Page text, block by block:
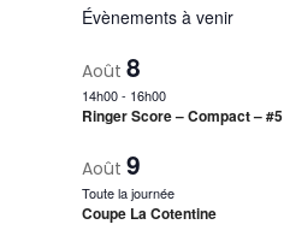
Évènements à venir
Août 8
14h00- 16h00
Ringer Score – Compact – #5
Août 9
Toute la journée
Coupe La Cotentine